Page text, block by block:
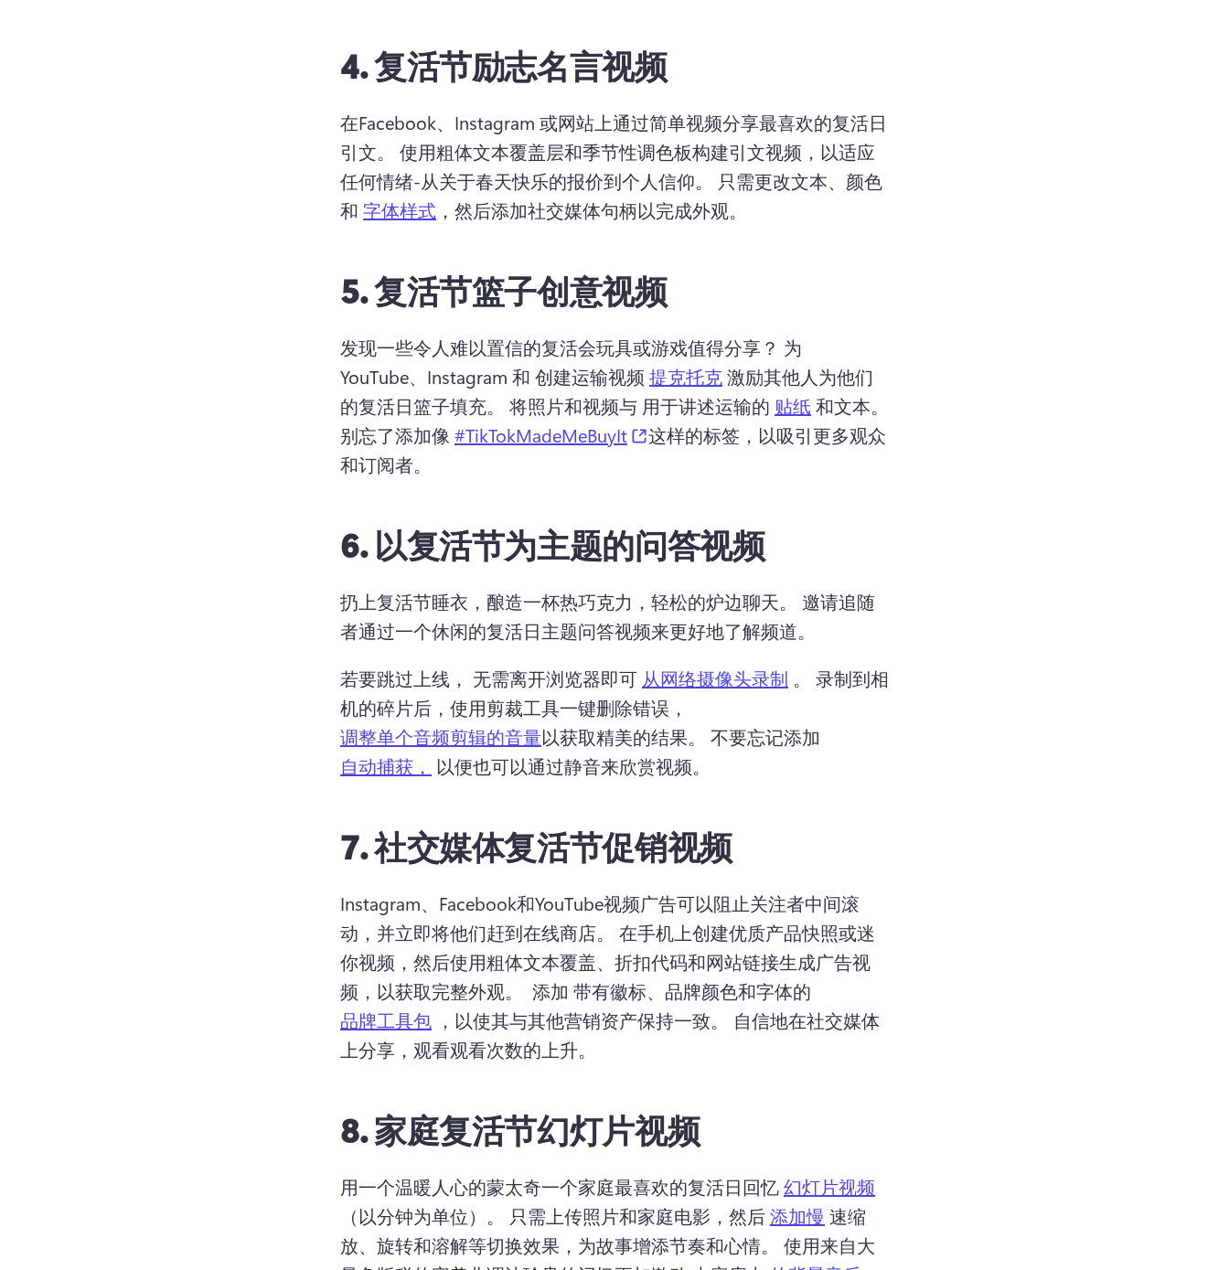
4.复活节励志名言视频
在Facebook、Instagram 或网站上通过简单视频分享最喜欢的复活日
引文。 使用粗体文本覆盖层和季节性调色板构建引文视频，以适应
任何情绪-从关于春天快乐的报价到个人信仰。
只需更改文本、颜色
和 字体样式 ，然后添加社交媒体句柄以完成外观。
5.复活节篮子创意视频
发现一些令人难以置信的复活会玩具或游戏值得分享？ 为
YouTube、Instagram 和 创建运输视频 提克托克 激励其他人为他们
的复活日篮子填充。 将照片和视频与 用于讲述运输的 贴纸
别忘了添加像 #TikTokMadeMeBuyIt (opens in a new tab)
这样的标签，以吸引更多观众
和订阅者。
6.以复活节为主题的问答视频
扔上复活节睡衣，酿造一杯热巧克力，轻松的炉边聊天。 邀请追随
者通过一个休闲的复活日主题问答视频来更好地了解频道。
若要跳过上线， 无需离开浏览器即可 从网络摄像头录制 。 录制到相
机的碎片后，使用剪裁工具一键删除错误，
调整单个音频剪辑的音量以获取精美的结果。 不要忘记添加
自动捕获， 以便也可以通过静音来欣赏视频。
7.社交媒体复活节促销视频
Instagram、Facebook和YouTube视频广告可以阻止关注者中间滚
动，并立即将他们赶到在线商店。 在手机上创建优质产品快照或迷
你视频，然后使用粗体文本覆盖、折扣代码和网站链接生成广告视
频，以获取完整外观。
添加 带有徽标、品牌颜色和字体的
品牌工具包 ，以使其与其他营销资产保持一致。 自信地在社交媒体
上分享，观看观看次数的上升。
8.家庭复活节幻灯片视频
用一个温暖人心的蒙太奇一个家庭最喜欢的复活日回忆 幻灯片视频
（以分钟为单位）。
只需上传照片和家庭电影，然后 添加慢 速缩
放、旋转和溶解等切换效果，为故事增添节奏和心情。 使用来自大